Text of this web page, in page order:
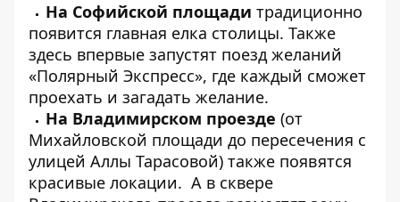
На Софийской площади традиционно
появится главная елка столицы. Также
здесь впервые запустят поезд желаний
«Полярный Экспресс», где каждый сможет
проехать и загадать желание.
На Владимирском проезде (от
Михайловской площади до пересечения с
улицей Аллы Тарасовой) также появятся
красивые локации. А в сквере